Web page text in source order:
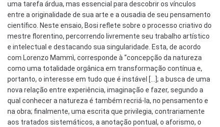
uma tarefa árdua, mas essencial para descobrir os vínculos
entre a originalidade de sua arte e a ousadia de seu pensamento
científico. Neste ensaio, Bosi reflete sobre o processo criativo do
mestre florentino, percorrendo livremente seu trabalho artístico
e intelectual e destacando sua singularidade. Esta, de acordo
com Lorenzo Mammì, corresponde à “concepção da natureza
como uma totalidade orgânica em transformação contínua e,
portanto, o interesse em tudo que é instável [...]; a busca de uma
nova relação entre experiência, imaginação e fazer, segundo a
qual conhecer a natureza é também recriá-la, no pensamento e
na obra; finalmente, uma escrita que privilegia, contrariamente
aos tratados sistemáticos, a anotação pontual, o aforismo, o